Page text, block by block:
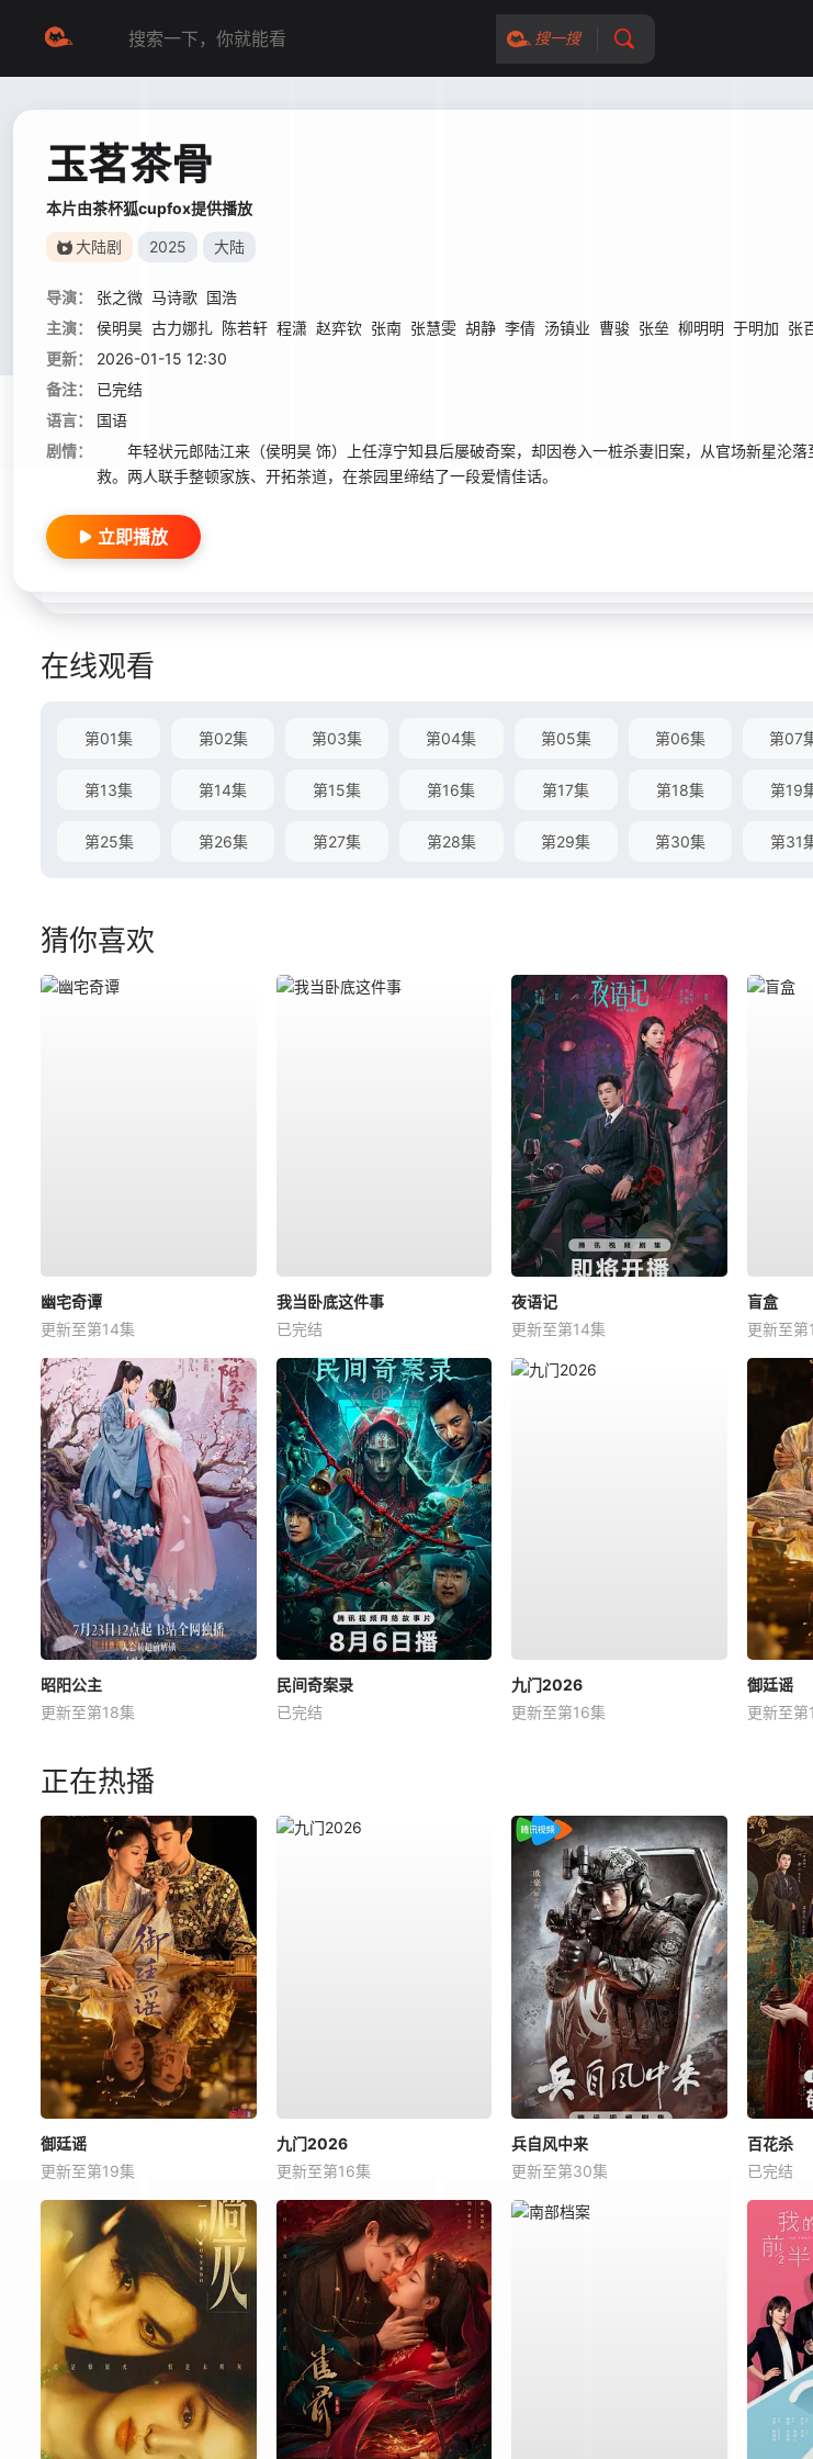
搜一搜
玉茗茶骨
本片由茶杯狐cupfox提供播放
大陆剧 2025 大陆
导演： 张之微 马诗歌 国浩
主演：
侯明昊 古力娜扎 陈若轩 程潇 赵弈钦 张南 张慧雯 胡静 李倩 汤镇业 曹骏 张垒 柳明明 于明加 张
更新：
2026-01-15 12:30
备注：
已完结
语言：
国语
剧情：
年轻状元郎陆江来（侯明昊 饰）上任淳宁知县后屡破奇案，却因卷入一桩杀妻旧案，从官场新星沦落
救。两人联手整顿家族、开拓茶道，在茶园里缔结了一段爱情佳话。
立即播放
在线观看
第01集 第02集 第03集 第04集 第05集 第06集 第07
第13集 第14集 第15集 第16集 第17集 第18集 第19
第25集 第26集 第27集 第28集 第29集 第30集 第31
猜你喜欢
幽宅奇谭
更新至第14集
我当卧底这件事
已完结
夜语记
更新至第14集
盲盒
更新至第
昭阳公主
更新至第18集
民间奇案录
已完结
九门2026
更新至第16集
御廷谣
更新至第
正在热播
御廷谣
更新至第19集
九门2026
更新至第16集
兵自风中来
更新至第30集
百花杀
已完结